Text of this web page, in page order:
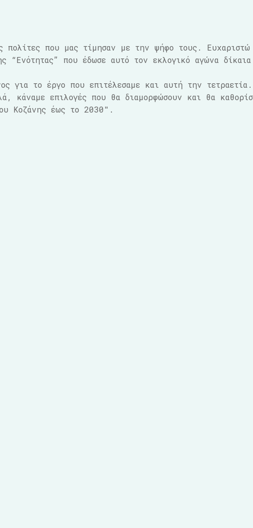
πολίτες που μας τίμησαν με την ψήφο τους.
“Ενότητας” που έδωσε αυτό τον εκλογικό αγώνα
για το έργο που επιτέλεσαμε και αυτή την τετραετία.
κάναμε επιλογές που θα διαμορφώσουν και θα
Κοζάνης έως το 2030″.